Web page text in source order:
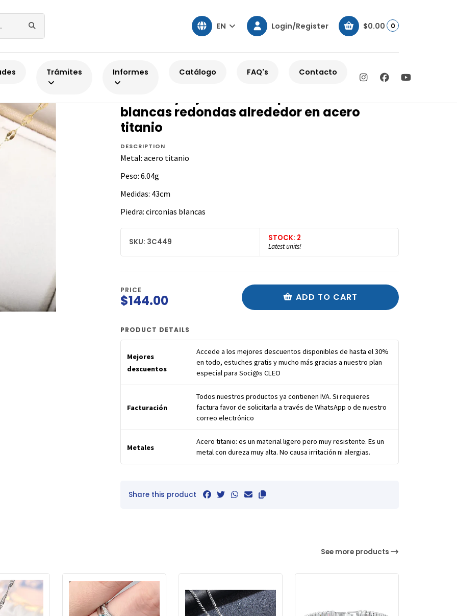
EN Login/Register $0.00 0
Trámites Informes Catálogo FAQ's Contacto
blancas redondas alrededor en acero
titanio
DESCRIPTION
Metal: acero titanio
Peso: 6.04g
Medidas: 43cm
Piedra: circonias blancas
SKU: 3C449 STOCK: 2
Latest units!
PRICE
$144.00 ADD TO CART
PRODUCT DETAILS
Mejores
descuentos
Accede a los mejores descuentos disponibles de hasta el 30%
en todo, estuches gratis y mucho más gracias a nuestro plan
especial para Soci@s CLEO
Facturación
Todos nuestros productos ya contienen IVA. Si requieres
factura favor de solicitarla a través de WhatsApp o de nuestro
correo electrónico
Metales
Acero titanio: es un material ligero pero muy resistente. Es un
metal con dureza muy alta. No causa irritación ni alergias.
Share this product
See more products